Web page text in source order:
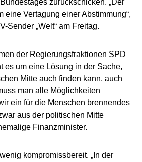
eine Vertagung einer Abstimmung“,
Sender „Welt“ am Freitag.
der Regierungsfraktionen SPD
es um eine Lösung in der Sache,
Mitte auch finden kann, auch
man alle Möglichkeiten
ein für die Menschen brennendes
aus der politischen Mitte
Finanzminister.
kompromissbereit. „In der